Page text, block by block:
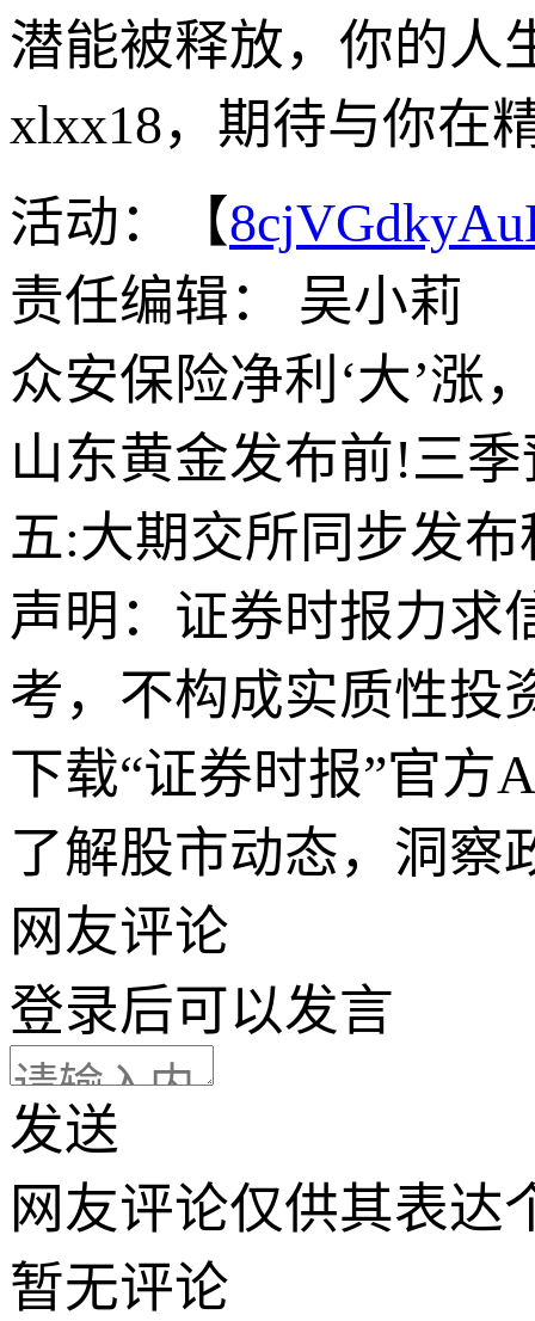
潜能被释放，你的人
xlxx18，期待与你在
活动：【
责任编辑： 吴小莉
众安保险净利‘大’涨
山东黄金发布前!三
五:大期交所同步发
声明：证券时报力求
考，不构成实质性投
下载“证券时报”官方
了解股市动态，洞察
网友评论
登录后可以发言
发送
网友评论仅供其表达
暂无评论